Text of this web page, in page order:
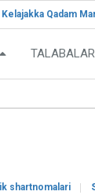
Kelajakka Qadam
shartnomalari